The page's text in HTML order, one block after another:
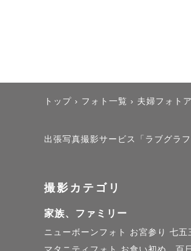
トップ › フォト一覧 › 夫婦フォト
出張写真撮影サービス「ラブグラ
撮影カテゴリ
家族、ファミリー
ニューボーンフォト お宮参り 七五
マタニティフォト
お食い初め、百